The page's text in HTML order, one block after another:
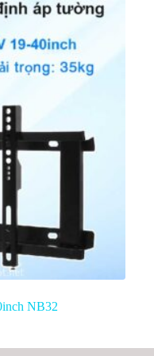
NB32